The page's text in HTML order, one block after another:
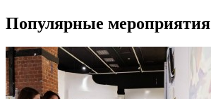
Популярные мероприятия